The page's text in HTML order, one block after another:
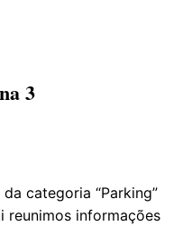
3
categoria “Parking”
reunimos informações